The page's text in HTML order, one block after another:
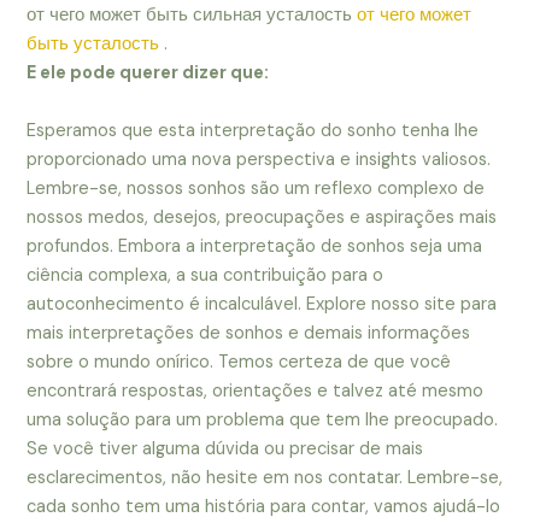
от чего может быть сильная усталостьот чего может
быть усталость .
E ele pode querer dizer que:
Esperamos que esta interpretação do sonho tenha lhe
proporcionado uma nova perspectiva e insights valiosos.
Lembre-se, nossos sonhos são um reflexo complexo de
nossos medos, desejos, preocupações e aspirações mais
profundos. Embora a interpretação de sonhos seja uma
ciência complexa, a sua contribuição para o
autoconhecimento é incalculável. Explore nosso site para
mais interpretações de sonhos e demais informações
sobre o mundo onírico. Temos certeza de que você
encontrará respostas, orientações e talvez até mesmo
uma solução para um problema que tem lhe preocupado.
Se você tiver alguma dúvida ou precisar de mais
esclarecimentos, não hesite em nos contatar. Lembre-se,
cada sonho tem uma história para contar, vamos ajudá-lo